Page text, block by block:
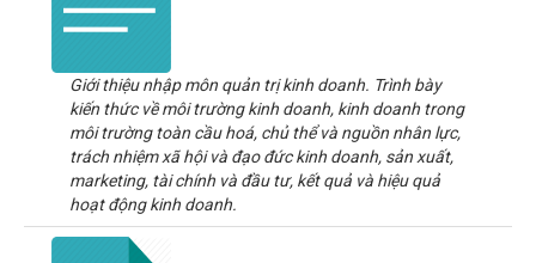
Giới thiệu nhập môn quản trị kinh doanh. Trình bày
kiến thức về môi trường kinh doanh, kinh doanh trong
môi trường toàn cầu hoá, chủ thể và nguồn nhân lực,
trách nhiệm xã hội và đạo đức kinh doanh, sản xuất,
marketing, tài chính và đầu tư, kết quả và hiệu quả
hoạt động kinh doanh.